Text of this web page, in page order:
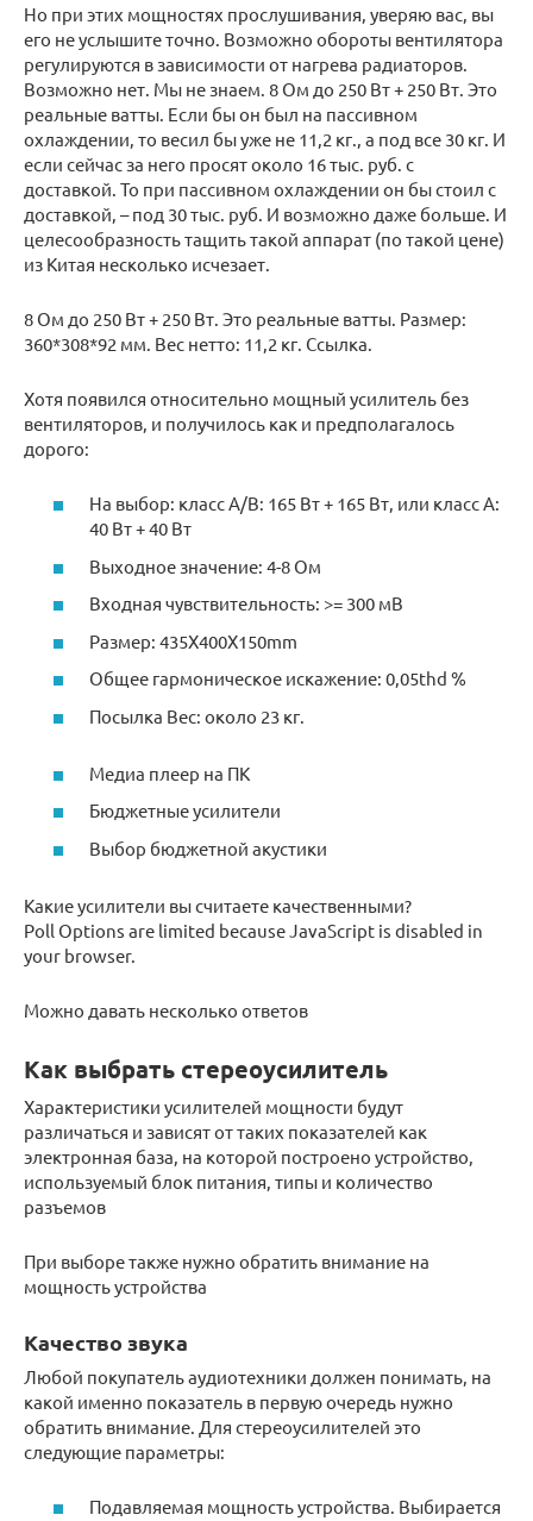
Но при этих мощностях прослушивания, уверяю вас, вы
его не услышите точно. Возможно обороты вентилятора
регулируются в зависимости от нагрева радиаторов.
Возможно нет. Мы не знаем. 8 Ом до 250 Вт + 250 Вт. Это
реальные ватты. Если бы он был на пассивном
охлаждении, то весил бы уже не 11,2 кг., а под все 30 кг. И
если сейчас за него просят около 16 тыс. руб. с
доставкой. То при пассивном охлаждении он бы стоил с
доставкой, – под 30 тыс. руб. И возможно даже больше. И
целесообразность тащить такой аппарат (по такой цене)
из Китая несколько исчезает.
8 Ом до 250 Вт + 250 Вт. Это реальные ватты. Размер:
360*308*92 мм. Вес нетто: 11,2 кг. Ссылка.
Хотя появился относительно мощный усилитель без
вентиляторов, и получилось как и предполагалось
дорого:
На выбор: класс A/B: 165 Вт + 165 Вт, или класс A:
40 Вт + 40 Вт
Выходное значение: 4-8 Ом
Входная чувствительность: >= 300 мВ
Размер: 435X400X150mm
Общее гармоническое искажение: 0,05thd %
Посылка Вес: около 23 кг.
Медиа плеер на ПК
Бюджетные усилители
Выбор бюджетной акустики
Какие усилители вы считаете качественными?
Poll Options are limited because JavaScript is disabled in
your browser.
Можно давать несколько ответов
Как выбрать стереоусилитель
Характеристики усилителей мощности будут
различаться и зависят от таких показателей как
электронная база, на которой построено устройство,
используемый блок питания, типы и количество
разъемов
При выборе также нужно обратить внимание на
мощность устройства
Качество звука
Любой покупатель аудиотехники должен понимать, на
какой именно показатель в первую очередь нужно
обратить внимание. Для стереоусилителей это
следующие параметры:
Подавляемая мощность устройства. Выбирается